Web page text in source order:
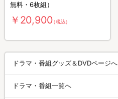
無料・6枚組）
￥20,900（税込）
ドラマ・番組グッズ＆DVDページへ
ドラマ・番組一覧へ